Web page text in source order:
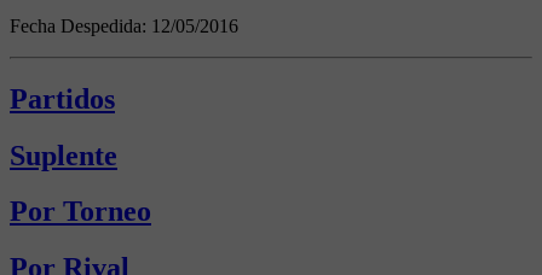
Fecha Despedida: 12/05/2016
Partidos
Suplente
Por Torneo
Por Rival